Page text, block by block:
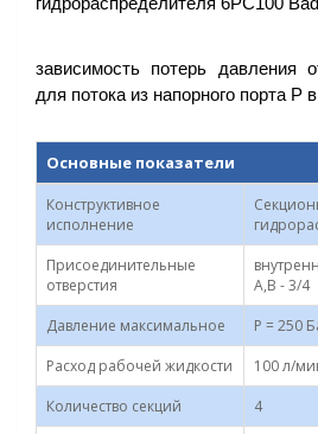
зависимость потерь давления
для потока из напорного порта P
Основные показатели
Конструктивное
исполнение
Присоединительные
отверстия
А,В - 3/4
Давление максимальное
P = 250
Расход рабочей жидкости
100 л/
Количество секций
4